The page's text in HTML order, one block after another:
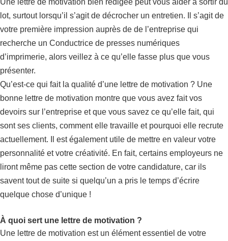
Une lettre de motivation bien rédigée peut vous aider à sortir du
lot, surtout lorsqu’il s’agit de décrocher un entretien. Il s’agit de
votre première impression auprès de de l’entreprise qui
recherche un Conductrice de presses numériques
d’imprimerie, alors veillez à ce qu’elle fasse plus que vous
présenter.
Qu’est-ce qui fait la qualité d’une lettre de motivation ? Une
bonne lettre de motivation montre que vous avez fait vos
devoirs sur l’entreprise et que vous savez ce qu’elle fait, qui
sont ses clients, comment elle travaille et pourquoi elle recrute
actuellement. Il est également utile de mettre en valeur votre
personnalité et votre créativité. En fait, certains employeurs ne
liront même pas cette section de votre candidature, car ils
savent tout de suite si quelqu’un a pris le temps d’écrire
quelque chose d’unique !
À quoi sert une lettre de motivation ?
Une lettre de motivation est un élément essentiel de votre